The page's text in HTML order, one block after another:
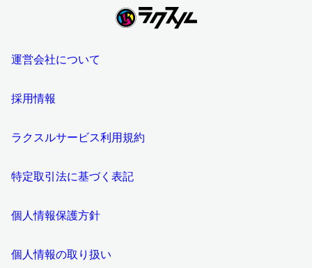
運営会社について
採用情報
ラクスルサービス利用規約
特定取引法に基づく表記
個人情報保護方針
個人情報の取り扱い